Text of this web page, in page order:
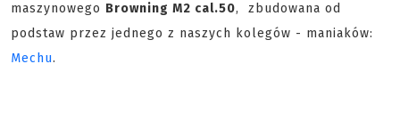
maszynowego Browning M2 cal.50, zbudowana od
podstaw przez jednego z naszych kolegów - maniaków:
Mechu.